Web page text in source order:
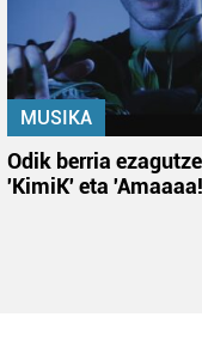
MUSIKA
Odik berria
'KimiK' eta